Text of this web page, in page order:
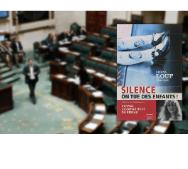
Date
Rechercher dans tous les contenus
Cibler votre recherche
Rechercher